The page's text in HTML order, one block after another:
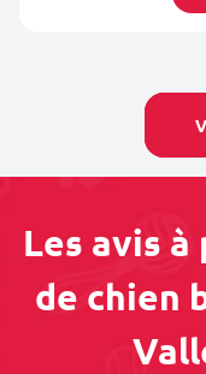
Les avis
de chien